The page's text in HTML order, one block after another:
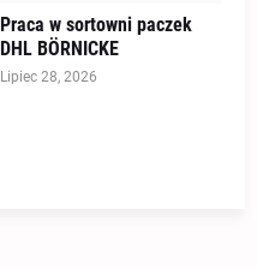
Praca w sortowni paczek
DHL BÖRNICKE
Lipiec 28, 2026